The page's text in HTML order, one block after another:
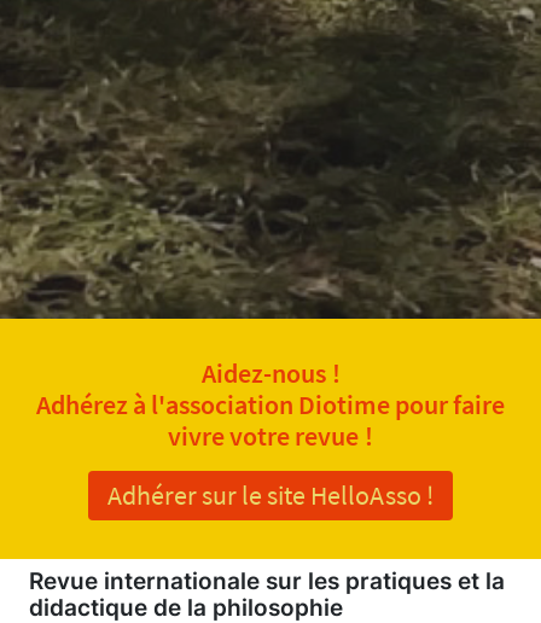
Aidez-nous !
Adhérez à l'association Diotime pour faire
vivre votre revue !
Adhérer sur le site HelloAsso !
Revue internationale sur les pratiques et la
didactique de la philosophie